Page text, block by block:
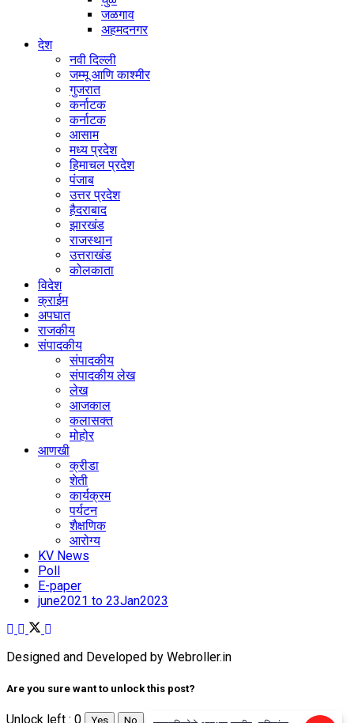
जळगाव
अहमदनगर
देश
नवी दिल्ली
जम्मू आणि काश्मीर
गुजरात
कर्नाटक
कर्नाटक
आसाम
मध्य प्रदेश
हिमाचल प्रदेश
पंजाब
उत्तर प्रदेश
हैदराबाद
झारखंड
राजस्थान
उत्तराखंड
कोलकाता
विदेश
क्राईम
अपघात
राजकीय
संपादकीय
संपादकीय
संपादकीय लेख
लेख
आजकाल
कलासक्त
मोहोर
आणखी
क्रीडा
शेती
कार्यक्रम
पर्यटन
शैक्षणिक
आरोग्य
KV News
Poll
E-paper
june2021 to 23Jan2023
Designed and Developed by Webroller.in
Are you sure want to unlock this post?
Unlock left : 0 Yes No